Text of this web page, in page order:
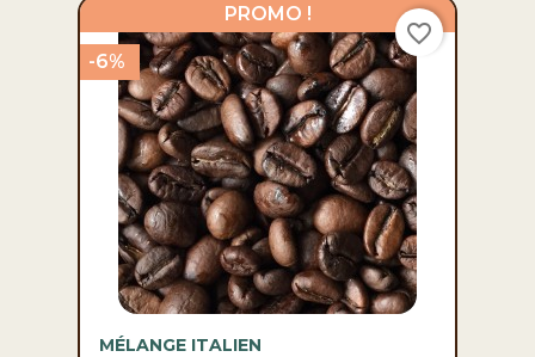
MÉLANGE ITALIEN
PROMO !
-6%
favorite_border